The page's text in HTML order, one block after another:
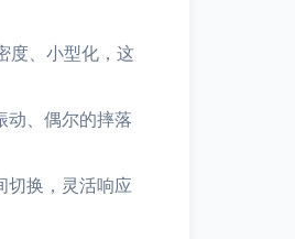
度、小型化，这
动、偶尔的摔落
切换，灵活响应